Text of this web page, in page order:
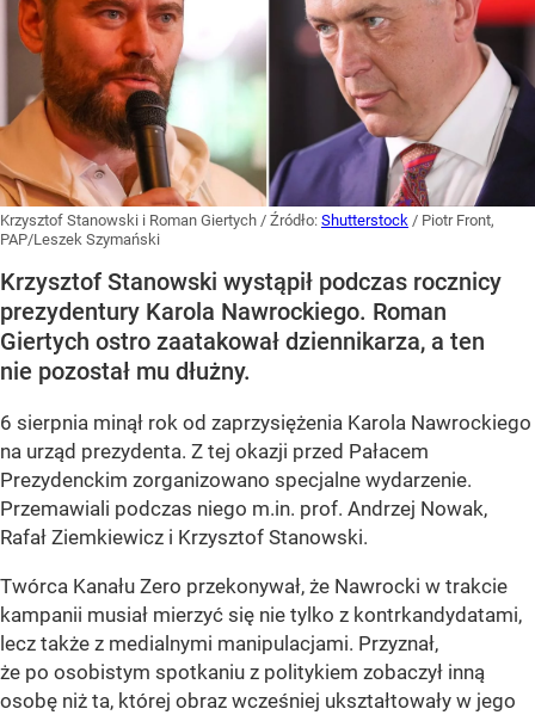
Krzysztof Stanowski i Roman Giertych / Źródło: Shutterstock / Piotr Front,
PAP/Leszek Szymański
Krzysztof Stanowski wystąpił podczas rocznicy
prezydentury Karola Nawrockiego. Roman
Giertych ostro zaatakował dziennikarza, a ten
nie pozostał mu dłużny.
6 sierpnia minął rok od zaprzysiężenia Karola Nawrockiego
na urząd prezydenta. Z tej okazji przed Pałacem
Prezydenckim zorganizowano specjalne wydarzenie.
Przemawiali podczas niego m.in. prof. Andrzej Nowak,
Rafał Ziemkiewicz i Krzysztof Stanowski.
Twórca Kanału Zero przekonywał, że Nawrocki w trakcie
kampanii musiał mierzyć się nie tylko z kontrkandydatami,
lecz także z medialnymi manipulacjami. Przyznał,
że po osobistym spotkaniu z politykiem zobaczył inną
osobę niż ta, której obraz wcześniej ukształtowały w jego